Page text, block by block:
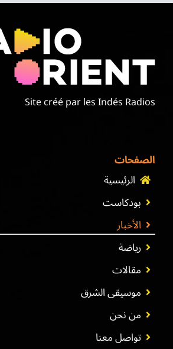
Site créé par les Indés Radios
الصفحات
الرئيسية
بودكاست
الأخبار
رياضة
مقالات
موسيقى الشرق
من نحن
تواصل معنا